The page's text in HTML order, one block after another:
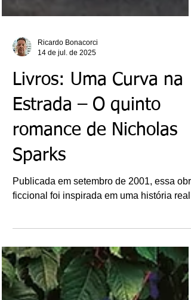
Ricardo Bonacorci
14 de jul. de 2025
Livros: Uma Curva na
Estrada – O quinto
romance de Nicholas
ficcional foi inspirada em uma história real.